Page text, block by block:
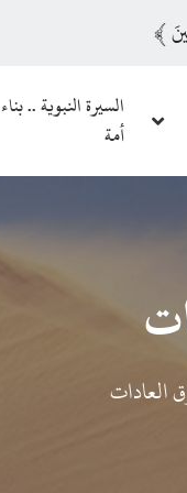
﴾
السيرة النبوية .. بناء
أمة
العادات